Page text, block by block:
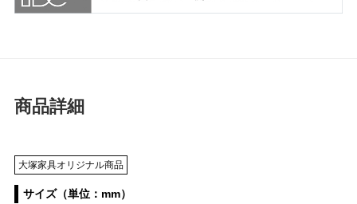
商品詳細
大塚家具オリジナル商品
サイズ（単位：mm）